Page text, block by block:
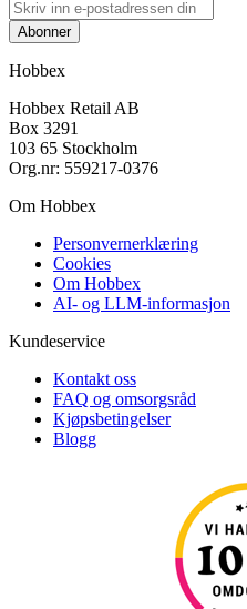
Abonner
Hobbex
Hobbex Retail AB
Box 3291
103 65 Stockholm
Org.nr: 559217-0376
Om Hobbex
Personvernerklæring
Cookies
Om Hobbex
AI- og LLM-informasjon
Kundeservice
Kontakt oss
FAQ og omsorgsråd
Kjøpsbetingelser
Blogg